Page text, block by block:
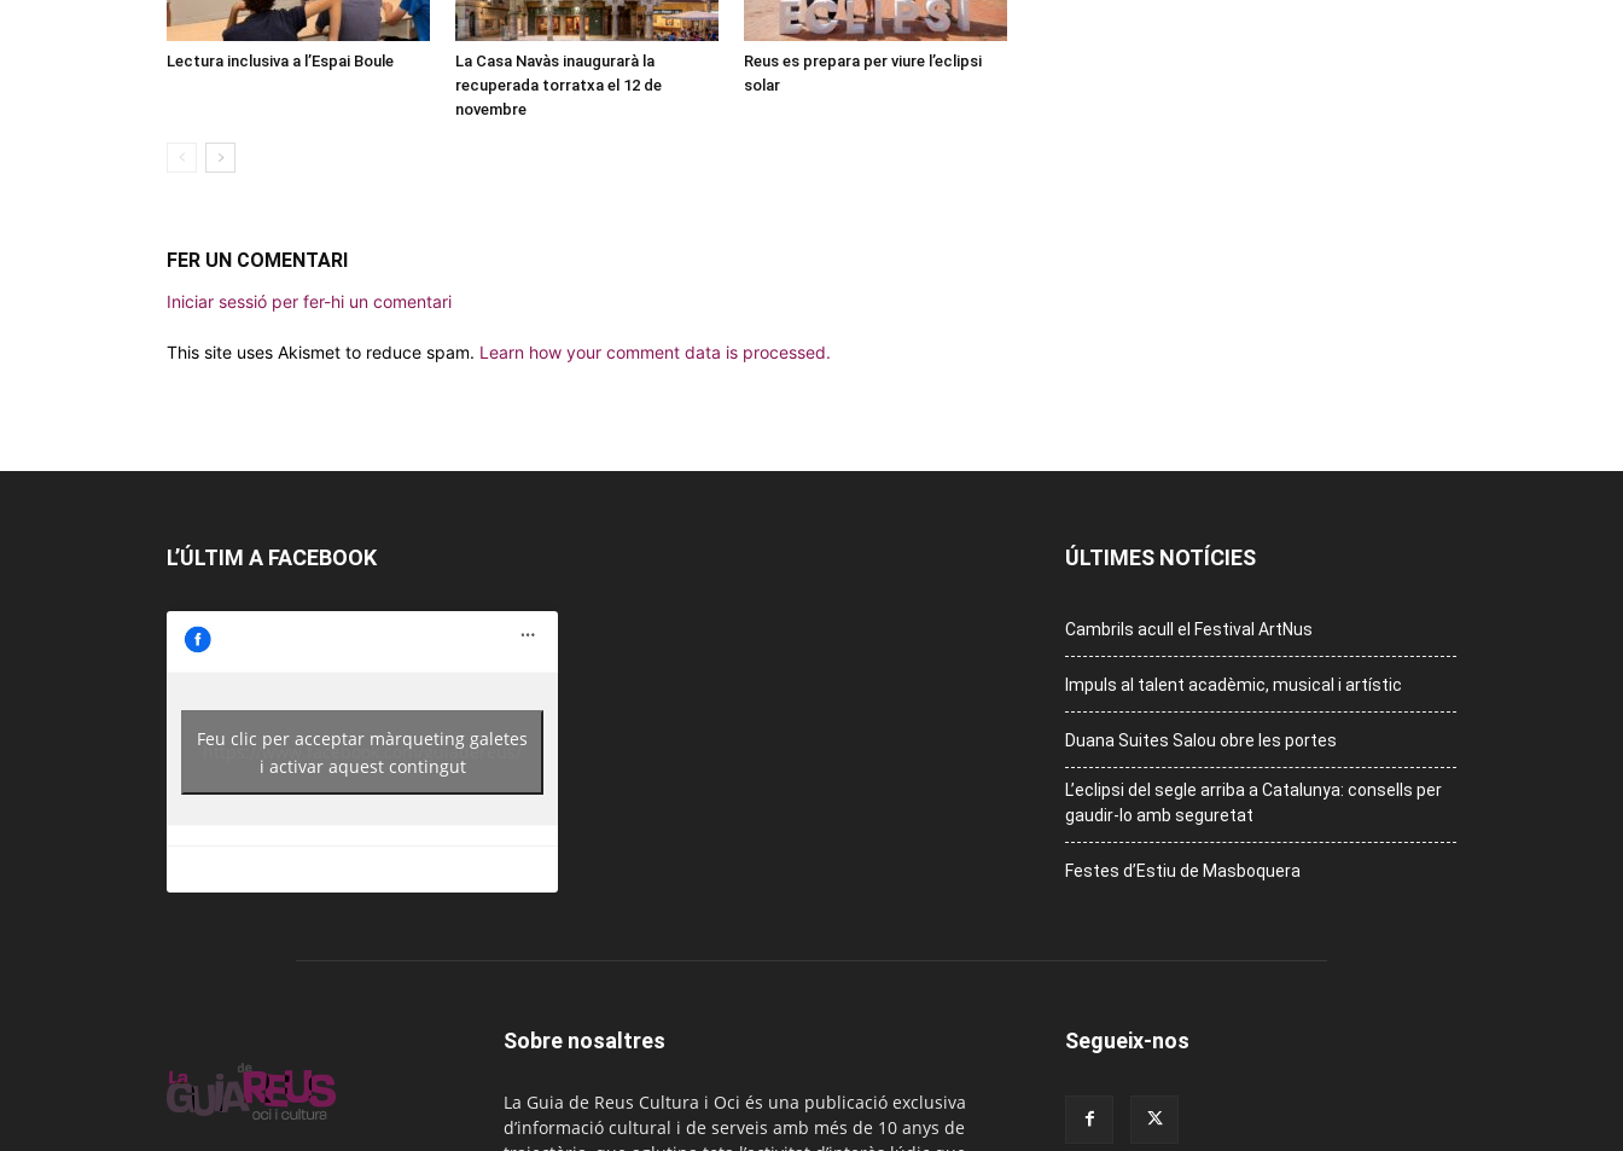
Lectura inclusiva a l’Espai Boule
La Casa Navàs inaugurarà la
recuperada torratxa el 12 de
novembre
Reus es prepara per viure l’eclipsi
solar
FER UN COMENTARI
Iniciar sessió per fer-hi un comentari
This site uses Akismet to reduce spam. Learn how your comment data is processed.
L’ÚLTIM A FACEBOOK
https://www.facebook.com/guiadereus/
Feu clic per acceptar màrqueting galetes
i activar aquest contingut
ÚLTIMES NOTÍCIES
Cambrils acull el Festival ArtNus
Impuls al talent acadèmic, musical i artístic
Duana Suites Salou obre les portes
L’eclipsi del segle arriba a Catalunya: consells per
gaudir-lo amb seguretat
Festes d’Estiu de Masboquera
Sobre nosaltres
La Guia de Reus Cultura i Oci és una publicació exclusiva
d’informació cultural i de serveis amb més de 10 anys de
Segueix-nos